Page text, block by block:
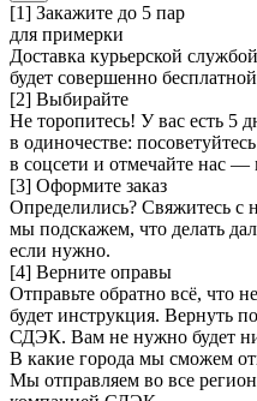
[1] Закажите до 5 пар
для примерки
Доставка курьерской
будет совершенно бесплатной
[2] Выбирайте
Не торопитесь! У вас есть 5
в одиночестве:
в соцсети и отмечайте нас
[3] Оформите заказ
Определились? Свяжитесь
мы подскажем, что делать
если нужно.
[4] Верните оправы
Отправьте обратно всё, что
будет инструкция. Вернуть
СДЭК. Вам не нужно будет
В какие города мы сможем
Мы отправляем во все